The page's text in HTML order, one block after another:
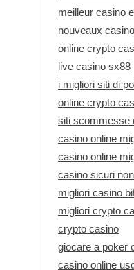
meilleur casino
nouveaux
online crypto
live casino sx88
i migliori siti di
online crypto
siti scommesse
casino online
casino online
casino sicuri
migliori casino
migliori crypto
crypto casino
giocare a poker
casino online